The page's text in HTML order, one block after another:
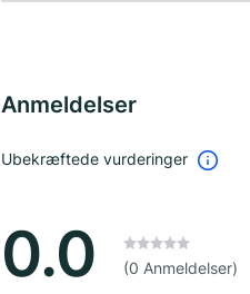
Anmeldelser
Ubekræftede vurderinger
0.0 (0 Anmeldelser)